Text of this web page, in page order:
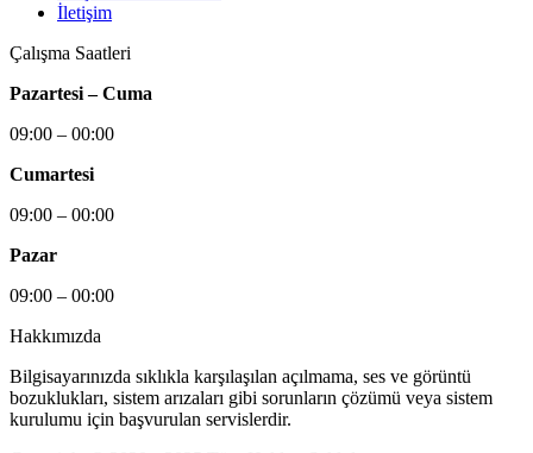
İletişim
Çalışma Saatleri
Pazartesi – Cuma
09:00 – 00:00
Cumartesi
09:00 – 00:00
Pazar
09:00 – 00:00
Hakkımızda
Bilgisayarınızda sıklıkla karşılaşılan açılmama, ses ve görüntü
bozuklukları, sistem arızaları gibi sorunların çözümü veya sistem
kurulumu için başvurulan servislerdir.